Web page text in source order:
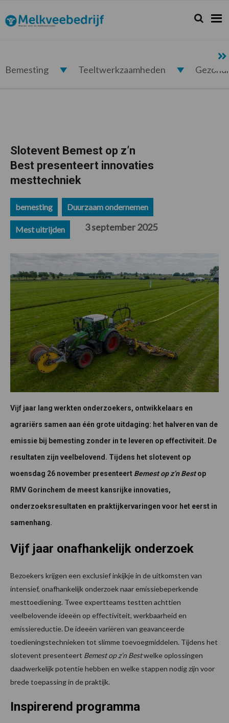
de
hoofdnavigatie
de
hoofd
de
eerste
de
voettekst
Melkveebedrijf.nl Zoeken...
Zoek
Bemesting Teeltwerkzaamheden
Slotevent Bemest op z’n
Best presenteert innovaties
mesttechniek
bemesting Duurzaam ondernemen
Mest uitrijden 3 september 2025
Vijf jaar lang werkten onderzoekers, ontwikkelaars en
agrariërs samen aan één grote uitdaging: het halveren van de
emissie bij bemesting zonder in te leveren op effectiviteit. De
resultaten zijn veelbelovend. Tijdens het slotevent op
woensdag 26 november presenteert Bemest op z’n Bestop
RMV Gorinchem de meest kansrijke innovaties,
onderzoeksresultaten en praktijkervaringen voor het eerst in
samenhang.
Vijf jaar onafhankelijk onderzoek
Bezoekers krijgen een exclusief inkijkje in de uitkomsten van
intensief, onafhankelijk onderzoek naar emissiebeperkende
mesttoediening. Twee expertteams testten achttien
veelbelovende ideeën op effectiviteit, werkbaarheid en
emissiereductie. De ideeën variëren van geavanceerde
toedieningstechnieken tot slimme toevoegmiddelen. Tijdens het
slotevent presenteert Bemest op z’n Bestwelke oplossingen
daadwerkelijk potentie hebben en welke stappen nodig zijn voor
brede toepassing in de praktijk.
Inspirerend programma